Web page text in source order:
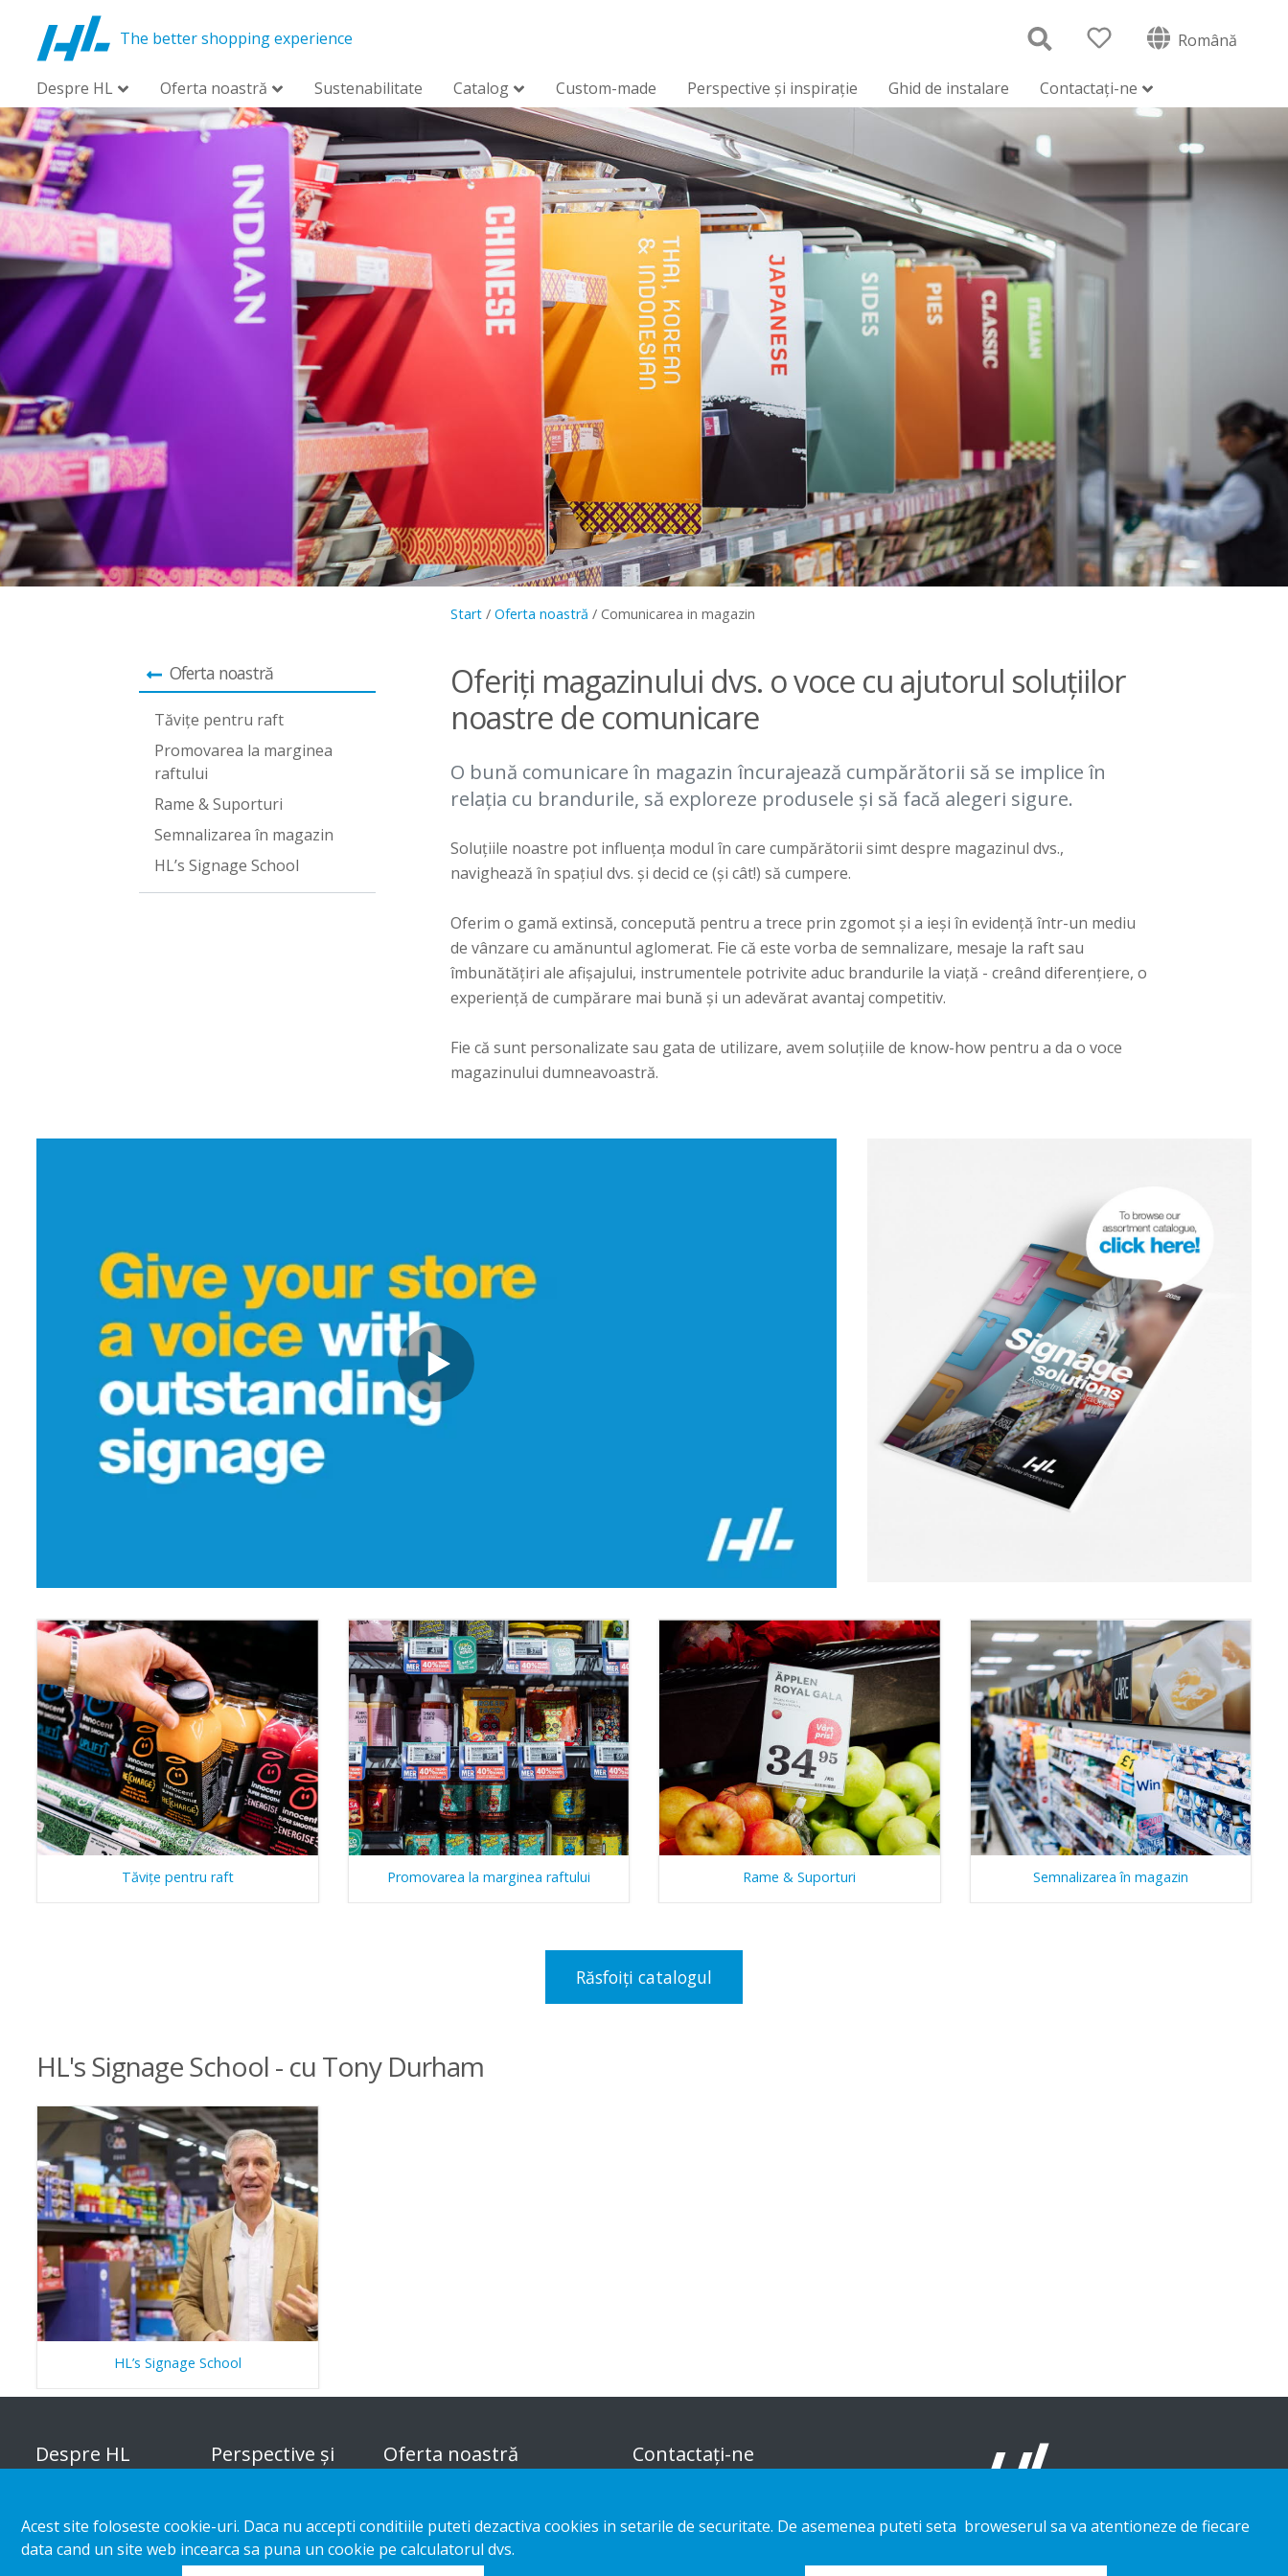
The better shopping experience Română
Despre HL Oferta noastră Sustenabilitate Catalog Custom-made Perspective și inspirație Ghid de instalare Contactați-ne
Start / Oferta noastră / Comunicarea in magazin
Oferta noastră
Tăviţe pentru raft
Promovarea la marginea
raftului
Rame & Suporturi
Semnalizarea în magazin
HL’s Signage School
Oferiți magazinului dvs. o voce cu ajutorul soluțiilor
noastre de comunicare
O bună comunicare în magazin încurajează cumpărătorii să se implice în
relația cu brandurile, să exploreze produsele și să facă alegeri sigure.
Soluțiile noastre pot influența modul în care cumpărătorii simt despre magazinul dvs.,
navighează în spațiul dvs. și decid ce (și cât!) să cumpere.
Oferim o gamă extinsă, concepută pentru a trece prin zgomot și a ieși în evidență într-un mediu
de vânzare cu amănuntul aglomerat. Fie că este vorba de semnalizare, mesaje la raft sau
îmbunătățiri ale afișajului, instrumentele potrivite aduc brandurile la viață - creând diferențiere, o
experiență de cumpărare mai bună și un adevărat avantaj competitiv.
Fie că sunt personalizate sau gata de utilizare, avem soluțiile de know-how pentru a da o voce
magazinului dumneavoastră.
Tăviţe pentru raft Promovarea la marginea raftului Rame & Suporturi Semnalizarea în magazin
Răsfoiți catalogul
HL's Signage School - cu Tony Durham
HL’s Signage School
Despre HL
Responsabilitatea
corporativă
Perspective și
inspirație
Categoria magazinului
Cazuri particulare
Oferta noastră
mărfurilor
Custom-made
Contactați-ne
confidențialitatea
Acest site foloseste cookie-uri. Daca nu accepti conditiile puteti dezactiva cookies in setarile de securitate. De asemenea puteti seta broweserul sa va atentioneze de fiecare
data cand un site web incearca sa puna un cookie pe calculatorul dvs.